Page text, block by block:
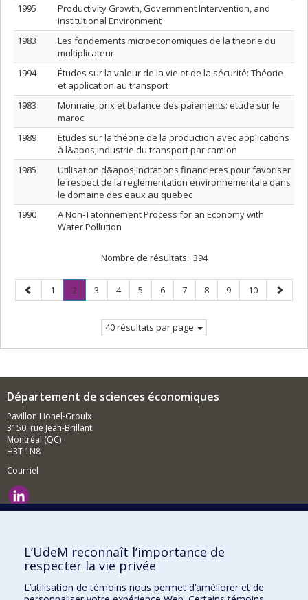
1995
Productivity Growth, Government Intervention, and
Institutional Environment
1983
Les fondements microeconomiques de la theorie du
multiplicateur
1994
Études sur la valeur de la vie et de la sécurité: Théorie
et application au transport
1983
Monnaie, prix et balance des paiements: etude sur le
maroc
1989
Études sur la théorie de la production avec applications
à l&apos;industrie du transport par camion
1985
Utilisation d&apos;incitations financieres pour favoriser
le respect de la reglementation environnementale dans
le domaine des eaux au quebec
1990
A Non-Tatonnement Process for an Economy with
Water Pollution
Nombre de résultats : 394
Page
précédente
Page
1 Page
2
Page
Page
3 Page
4 Page
5 Page
6 Page
7 Page
8 Page
9 Page
10
Page
40 résultats par page
Département de sciences économiques
Pavillon Lionel-Groulx
3150, rue Jean-Brillant
Montréal (QC)
H3T 1N8
Courriel
Comment soutenir le Département?
BESOIN D'AIDE?
Plan du site
L’UdeM reconnaît l’importance de
respecter la vie privée
L’utilisation de témoins nous permet d’améliorer et de